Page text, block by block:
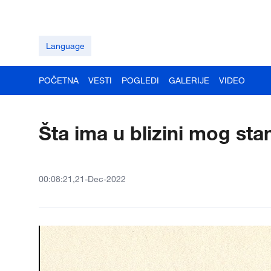
Language
POČETNA VESTI POGLEDI GALERIJE VIDEO
Šta ima u blizini mog
00:08:21,21-Dec-2022